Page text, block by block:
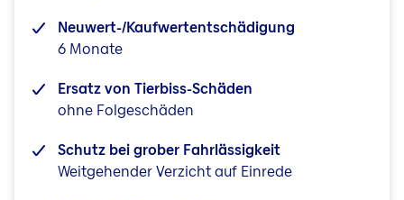
Neuwert-/Kaufwertentschädigung
6 Monate
Ersatz von Tierbiss-Schäden
ohne Folgeschäden
Schutz bei grober Fahrlässigkeit
Weitgehender Verzicht auf Einrede